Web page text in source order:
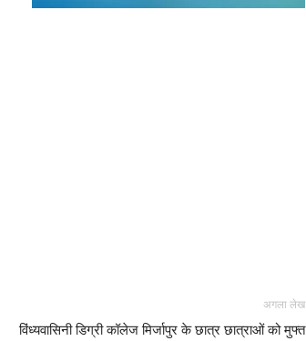
अगला लेख
विंध्यवासिनी डिग्री कॉलेज मिर्जापुर के छात्र छात्राओं को मुफ्त